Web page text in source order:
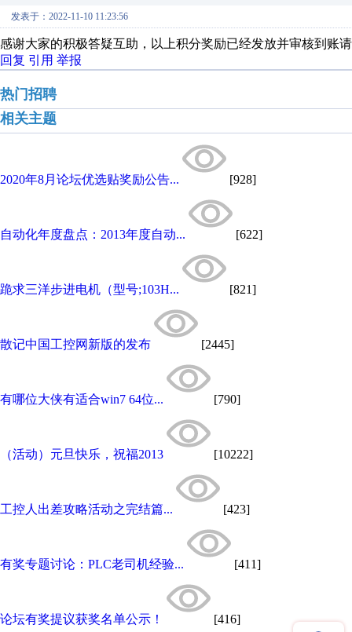
发表于：2022-11-10 11:23:56
感谢大家的积极答疑互助，以上积分奖励已经发放并审核到账
回复 引用 举报
热门招聘
相关主题
2020年8月论坛优选贴奖励公告... [928]
自动化年度盘点：2013年度自动... [622]
跪求三洋步进电机（型号;103H... [821]
散记中国工控网新版的发布 [2445]
有哪位大侠有适合win7 64位... [790]
（活动）元旦快乐，祝福2013 [10222]
工控人出差攻略活动之完结篇... [423]
有奖专题讨论：PLC老司机经验... [411]
论坛有奖提议获奖名单公示！ [416]